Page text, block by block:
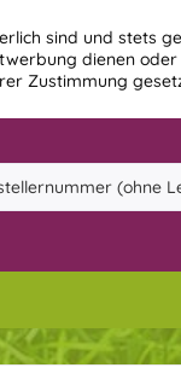
sind und stets
dienen
Zustimmung